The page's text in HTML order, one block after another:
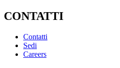
CONTATTI
Contatti
Sedi
Careers